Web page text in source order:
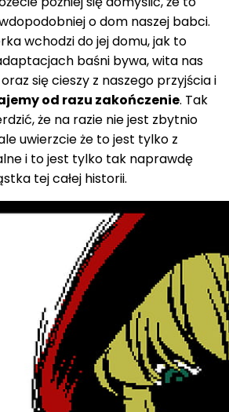
o dom naszej babci.
wchodzi do jej domu, jak to
baśni bywa, wita nas
się cieszy z naszego przyjścia i
od razu zakończenie. Tak
że na razie nie jest zbytnio
uwierzcie że to jest tylko z
i to jest tylko tak naprawdę
tej całej historii.